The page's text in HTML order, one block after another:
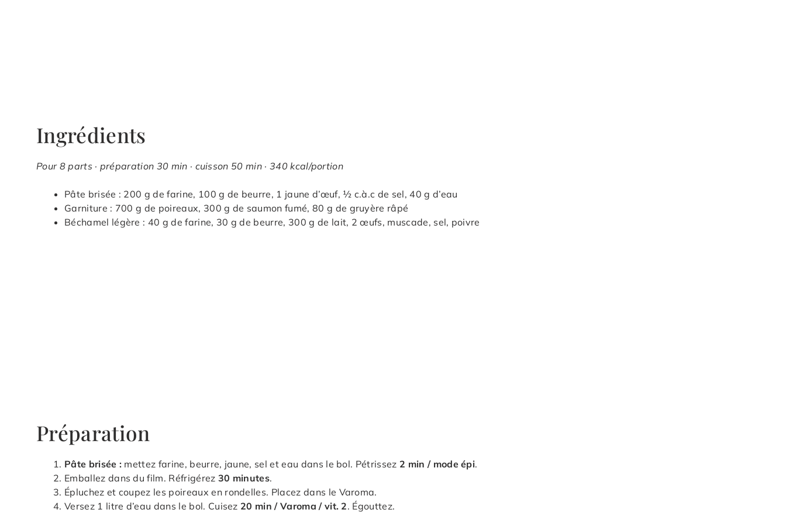
Ingrédients
Pour 8 parts · préparation 30 min · cuisson 50 min · 340 kcal/portion
Pâte brisée : 200 g de farine, 100 g de beurre, 1 jaune d’œuf, ½ c.à.c de sel, 40 g d’eau
Garniture : 700 g de poireaux, 300 g de saumon fumé, 80 g de gruyère râpé
Béchamel légère : 40 g de farine, 30 g de beurre, 300 g de lait, 2 œufs, muscade, sel, poivre
Préparation
Pâte brisée : mettez farine, beurre, jaune, sel et eau dans le bol. Pétrissez 2 min / mode épi.
Emballez dans du film. Réfrigérez 30 minutes.
Épluchez et coupez les poireaux en rondelles. Placez dans le Varoma.
Versez 1 litre d’eau dans le bol. Cuisez 20 min / Varoma / vit. 2. Égouttez.